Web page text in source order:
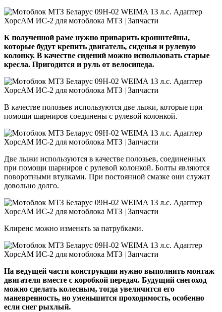
К полученной раме нужно приварить кронштейны,
которые будут крепить двигатель, сиденья и рулевую
колонку. В качестве сидений можно использовать старые
кресла. Пригодится и руль от велосипеда.
В качестве полозьев используются две лыжи, которые при
помощи шарниров соединены с рулевой колонкой.
Две лыжи используются в качестве полозьев, соединенных
при помощи шарниров с рулевой колонкой. Болты являются
поворотными втулками. При постоянной смазке они служат
довольно долго.
Клиренс можно изменять за патрубками.
На ведущей части конструкции нужно выполнить монтаж
двигателя вместе с коробкой передач. Будущий снегоход
можно сделать колесным, тогда увеличится его
маневренность, но уменьшится проходимость, особенно
если снег рыхлый.